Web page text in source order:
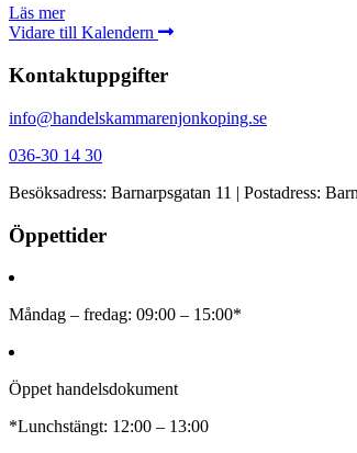
Läs mer
Vidare till Kalendern
Kontaktuppgifter
info@handelskammarenjonkoping.se
036-30 14 30
Besöksadress: Barnarpsgatan 11 | Postadress:
Öppettider
Måndag – fredag: 09:00 – 15:00*
Öppet handelsdokument
*Lunchstängt: 12:00 – 13:00